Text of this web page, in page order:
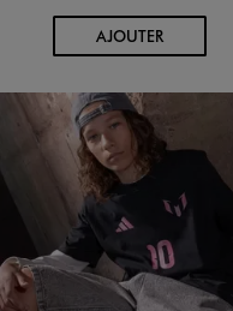
AJOUTERAU PANIER